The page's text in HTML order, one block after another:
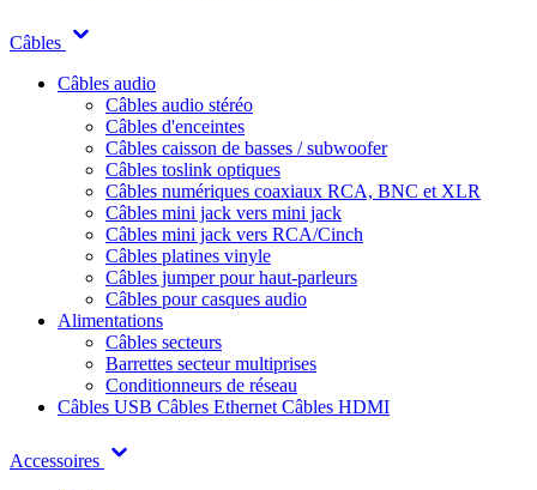
Câbles
Câbles audio
Câbles audio stéréo
Câbles d'enceintes
Câbles caisson de basses / subwoofer
Câbles toslink optiques
Câbles numériques coaxiaux RCA, BNC et XLR
Câbles mini jack vers mini jack
Câbles mini jack vers RCA/Cinch
Câbles platines vinyle
Câbles jumper pour haut-parleurs
Câbles pour casques audio
Alimentations
Câbles secteurs
Barrettes secteur multiprises
Conditionneurs de réseau
Câbles USB Câbles Ethernet Câbles HDMI
Accessoires